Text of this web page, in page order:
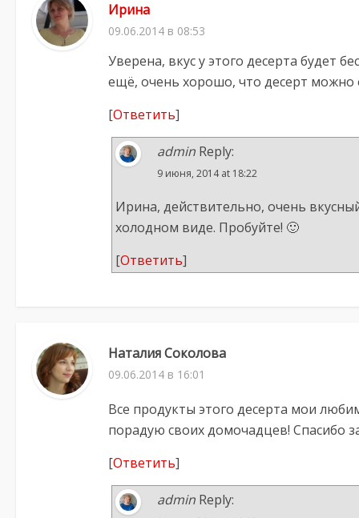
Ирина
09.06.2014 в 08:53
Уверена, вкус у этого десерта будет
ещё, очень хорошо, что десерт можно
[Ответить]
admin Reply:
9 июня, 2014 at 18:22
Ирина, действительно, очень
холодном виде. Пробуйте! 🙂
[Ответить]
Наталия Соколова
09.06.2014 в 16:01
Все продукты этого десерта мои
порадую своих домочадцев! Спасибо
[Ответить]
admin Reply: